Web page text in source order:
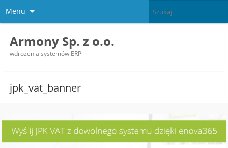
Menu
Armony Sp. z o.o.
wdrożenia systemów ERP
jpk_vat_banner